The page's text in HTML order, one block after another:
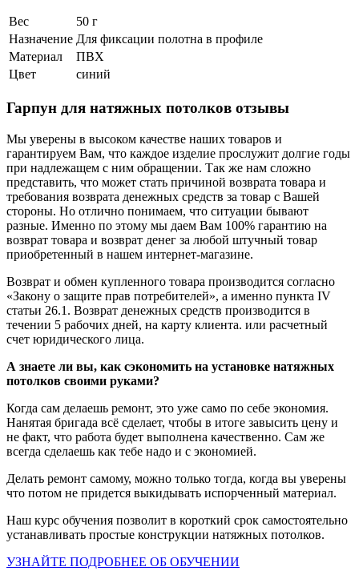
Вес
50 г
Назначение Для фиксации полотна в профиле
Материал
ПВХ
Цвет
синий
Гарпун для натяжных потолков отзывы
Мы уверены в высоком качестве наших товаров и
гарантируем Вам, что каждое изделие прослужит долгие годы
при надлежащем с ним обращении. Так же нам сложно
представить, что может стать причиной возврата товара и
требования возврата денежных средств за товар с Вашей
стороны. Но отлично понимаем, что ситуации бывают
разные. Именно по этому мы даем Вам 100% гарантию на
возврат товара и возврат денег за любой штучный товар
приобретенный в нашем интернет-магазине.
Возврат и обмен купленного товара производится согласно
«Закону о защите прав потребителей», а именно пункта IV
статьи 26.1. Возврат денежных средств производится в
течении 5 рабочих дней, на карту клиента. или расчетный
счет юридического лица.
А знаете ли вы, как сэкономить на установке натяжных
потолков своими руками?
Когда сам делаешь ремонт, это уже само по себе экономия.
Нанятая бригада всё сделает, чтобы в итоге завысить цену и
не факт, что работа будет выполнена качественно. Сам же
всегда сделаешь как тебе надо и с экономией.
Делать ремонт самому, можно только тогда, когда вы уверены
что потом не придется выкидывать испорченный материал.
Наш курс обучения позволит в короткий срок самостоятельно
устанавливать простые конструкции натяжных потолков.
УЗНАЙТЕ ПОДРОБНЕЕ ОБ ОБУЧЕНИИ